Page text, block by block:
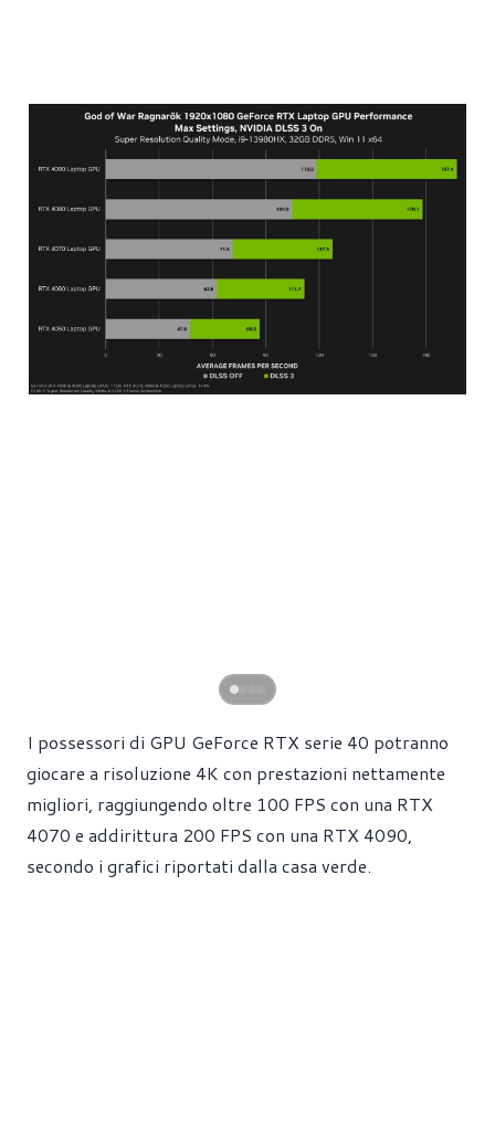
I possessori di GPU GeForce RTX serie 40 potranno
giocare a risoluzione 4K con prestazioni nettamente
migliori, raggiungendo oltre 100 FPS con una RTX
4070 e addirittura 200 FPS con una RTX 4090,
secondo i grafici riportati dalla casa verde.